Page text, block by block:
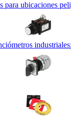
para ubicaciones